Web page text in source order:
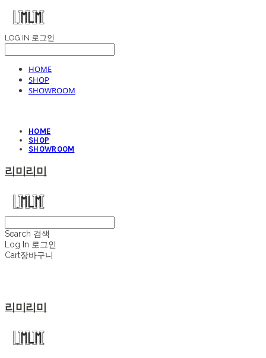
LOG IN 로그인
HOME
SHOP
SHOWROOM
HOME
SHOP
SHOWROOM
리미리미
Search 검색
Log In 로그인
Cart장바구니
리미리미